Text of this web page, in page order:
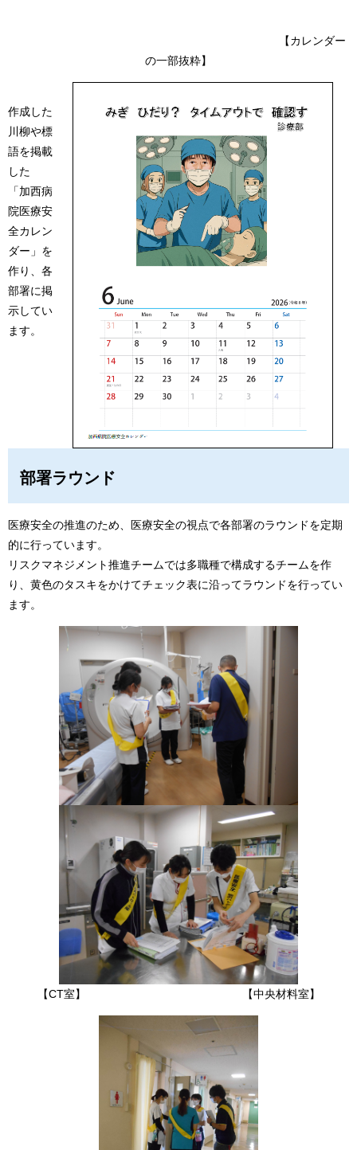
【カレンダー
の一部抜粋】
作成した
川柳や標
語を掲載
した
「加西病
院医療安
全カレン
ダー」を
作り、各
部署に掲
示してい
ます。
部署ラウンド
医療安全の推進のため、医療安全の視点で各部署のラウンドを定期
的に行っています。
リスクマネジメント推進チームでは多職種で構成するチームを作
り、黄色のタスキをかけてチェック表に沿ってラウンドを行ってい
ます。
【CT室】 【中央材料室】